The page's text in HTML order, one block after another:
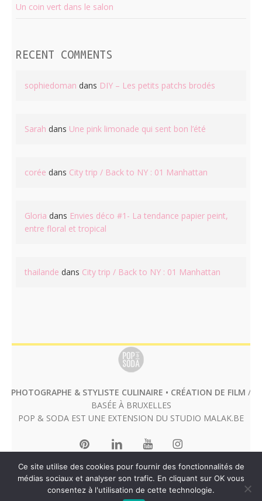
Un coin vert dans le salon
RECENT COMMENTS
sophiedoman dans DIY – Les petits patchs brodés
Sarah dans Une pink limonade qui sent bon l’été
corée dans City trip / Back to NY : 01 Manhattan
Gloria dans Envies déco #1- La tendance papier peint,
entre floral et tropical
thailande dans City trip / Back to NY : 01 Manhattan
PHOTOGRAPHE & STYLISTE CULINAIRE • CRÉATION DE FILM /
BASÉE À BRUXELLES
POP & SODA EST UNE EXTENSION DU STUDIO MALAK.BE
Ce site utilise des cookies pour fournir des fonctionnalités de
médias sociaux et analyser son trafic. En cliquant sur OK vous
consentez à l'utilisation de cette technologie.